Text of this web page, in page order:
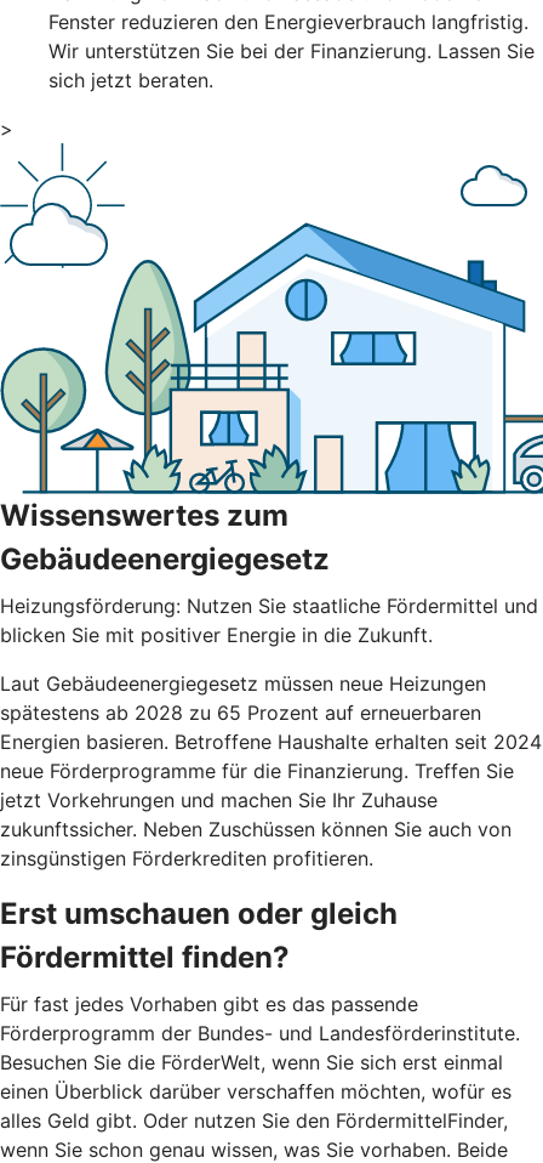
Fenster reduzieren den Energieverbrauch langfristig.
Wir unterstützen Sie bei der Finanzierung. Lassen Sie
sich jetzt beraten.
>
Wissenswertes zum
Gebäudeenergiegesetz
Heizungsförderung: Nutzen Sie staatliche Fördermittel und
blicken Sie mit positiver Energie in die Zukunft.
Laut Gebäudeenergiegesetz müssen neue Heizungen
spätestens ab 2028 zu 65 Prozent auf erneuerbaren
Energien basieren. Betroffene Haushalte erhalten seit 2024
neue Förderprogramme für die Finanzierung. Treffen Sie
jetzt Vorkehrungen und machen Sie Ihr Zuhause
zukunftssicher. Neben Zuschüssen können Sie auch von
zinsgünstigen Förderkrediten profitieren.
Erst umschauen oder gleich
Fördermittel finden?
Für fast jedes Vorhaben gibt es das passende
Förderprogramm der Bundes- und Landesförderinstitute.
Besuchen Sie die FörderWelt, wenn Sie sich erst einmal
einen Überblick darüber verschaffen möchten, wofür es
alles Geld gibt. Oder nutzen Sie den FördermittelFinder,
wenn Sie schon genau wissen, was Sie vorhaben. Beide